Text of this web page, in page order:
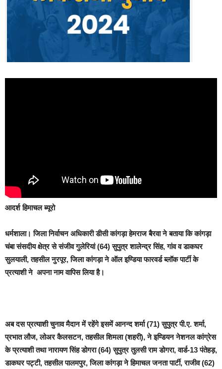
आदर्श हिमाचल ब्यूरो
धर्मशाला। जिला निर्वाचन अधिकारी डीसी कांगड़ा हेमराज बैरवा ने बताया कि कांगड़ा
चंबा संसदीय क्षेत्र से संजीव गुलेरियां (64) सुपुत्र शालेन्द्र सिंह, गांव व डाकघर
सुलयाली, तहसील नुरपूर, जिला कांगड़ा ने ऑल इण्डिया फारवर्ड ब्लॉक पार्टी के
प्रत्याशी ने अपना नाम वापिस लिया है।
अब दस प्रत्याशी चुनाव मैदान में रहेंगे इसमें आनन्द शर्मा (71) सुपुत्र पी.ए. शर्मा,
प्रभात लौज, लोअर कैलसटन, तहसील शिमला (शहरी), ने इण्डियन नेशनल कांग्रेस
के प्रत्याशी तथा नारायण सिंह डोगरा (64) सुपुत्र तुलसी राम डोगरा, वार्ड-13 पंतेहड़,
डाकघर पट्टी, तहसील पालमपुर, जिला कांगड़ा ने हिमाचल जनता पार्टी, राजीव (62)